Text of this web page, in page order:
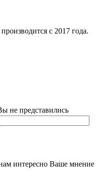
с 2017 года.
не представились
интересно Ваше мнение